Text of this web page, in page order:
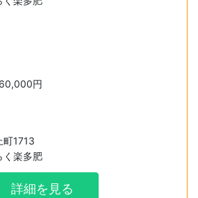
円
10,000円
～40,000円
～30,000円
町1713
く楽多肥
詳細を見る